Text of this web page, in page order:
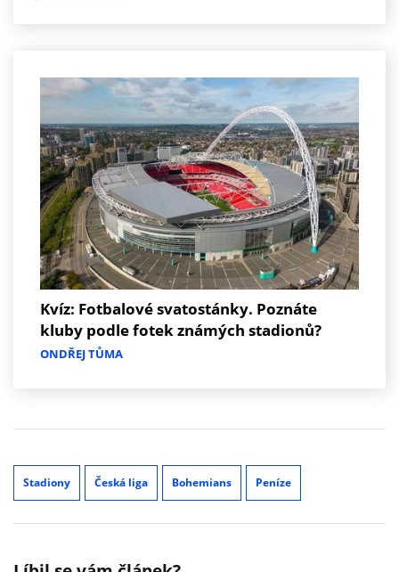
Kvíz: Fotbalové svatostánky. Poznáte
kluby podle fotek známých stadionů?
ONDŘEJ TŮMA
Stadiony Česká liga Bohemians Peníze